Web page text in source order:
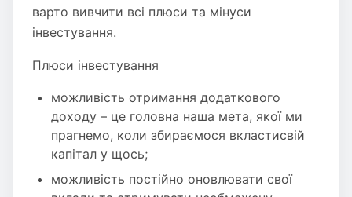
варто вивчити всі плюси та мінуси
інвестування.
Плюси інвестування
можливість отримання додаткового
доходу – це головна наша мета, якої ми
прагнемо, коли збираємося вкластисвій
капітал у щось;
можливість постійно оновлювати свої